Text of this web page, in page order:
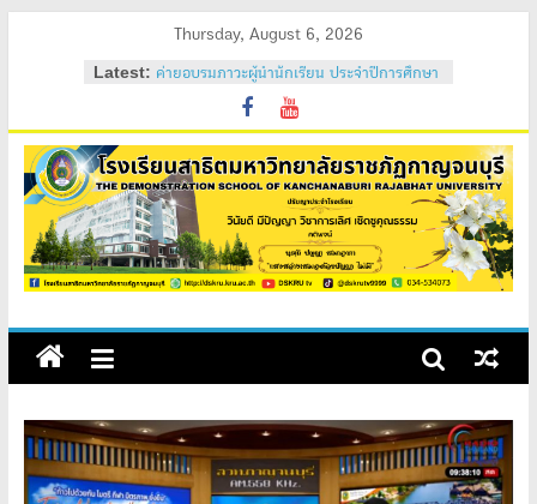
Thursday, August 6, 2026
Latest: ค่ายอบรมภาวะผู้นำนักเรียน ประจำปีการศึกษา
วันสถาปนาโรงเรียนสาธิต 2569
ค่ายคุณธรรม จริยธรรม นักเรียนใหม่ 2569
ค่ายปรับพื้นฐานนักเรียนใหม่ 2569 (ม.1 และ
ม.4)
สถิตอยู่ในใจตราบนิรันดร์